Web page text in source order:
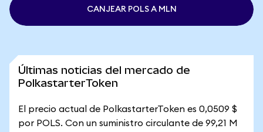
CANJEAR POLS A MLN
Últimas noticias del mercado de
PolkastarterToken
El precio actual de PolkastarterToken es 0,0509 $
por POLS. Con un suministro circulante de 99,21 M